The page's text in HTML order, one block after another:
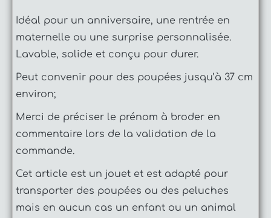
Idéal pour un anniversaire, une rentrée en
maternelle ou une surprise personnalisée.
Lavable, solide et conçu pour durer.
Peut convenir pour des poupées jusqu’à 37 cm
environ;
Merci de préciser le prénom à broder en
commentaire lors de la validation de la
commande.
Cet article est un jouet et est adapté pour
transporter des poupées ou des peluches
mais en aucun cas un enfant ou un animal